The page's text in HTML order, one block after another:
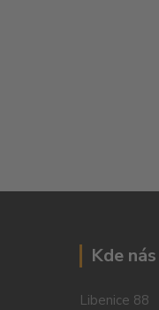
Kde
Libenice 88